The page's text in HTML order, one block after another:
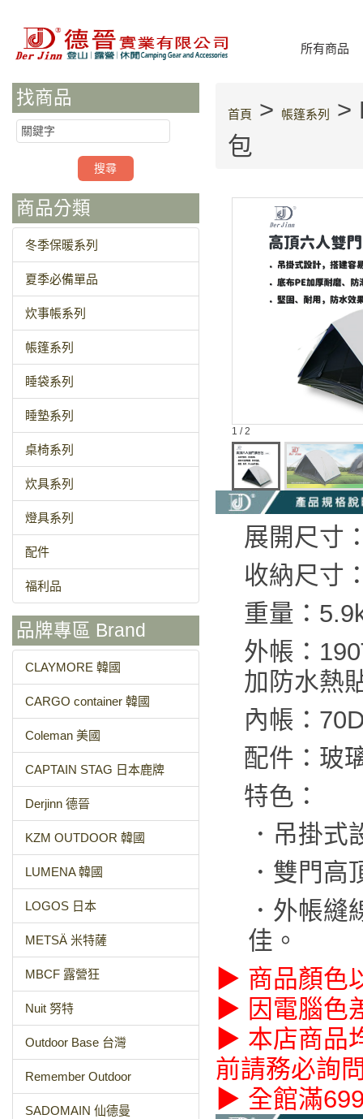
所有商品
找商品
商品分類
冬季保暖系列
夏季必備單品
炊事帳系列
帳篷系列
睡袋系列
睡墊系列
桌椅系列
炊具系列
燈具系列
配件
福利品
品牌專區 Brand
CLAYMORE 韓國
CARGO container 韓國
Coleman 美國
CAPTAIN STAG 日本鹿牌
Derjinn 德晉
KZM OUTDOOR 韓國
LUMENA 韓國
LOGOS 日本
METSÄ 米特薩
MBCF 露營狂
Nuit 努特
Outdoor Base 台灣
Remember Outdoor
SADOMAIN 仙德曼
首頁 > 帳篷系列
>
包
1 / 2
展開尺寸
收納尺寸
重量：
外帳：
加防水熱
內帳：
配件：玻
特色：
．吊掛式
．雙門
．外帳
佳。
▶ 商品顏色
▶ 因電腦色
▶ 本店商品
前請務必詢
▶ 全館滿